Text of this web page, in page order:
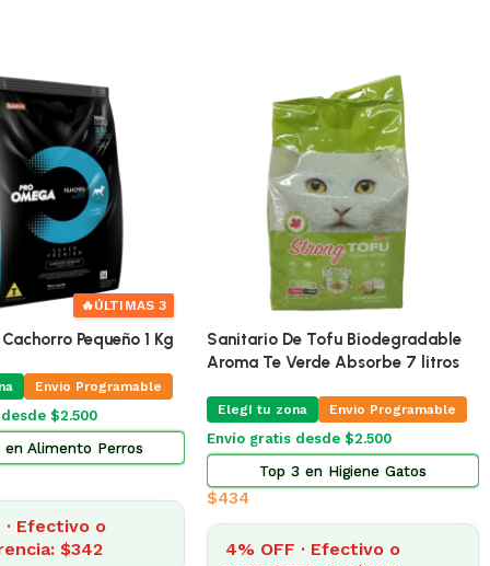
Para Gatos Equilibrio
tu zona Envio Programable
desde $2.500
Top 5 en Alimento Gatos
OFF · Efectivo o
Shampoo Para Perros y Gatos
Dominal
Elegí tu zona Envio
Envío gratis desde $2.500
Top 13 en Higiene Gatos
15% OFF · Efectivo o